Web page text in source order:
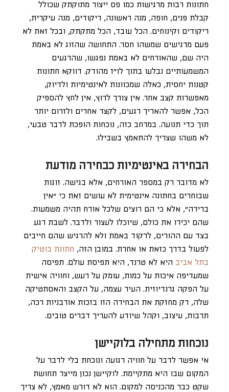
חתונות רבות מרגישות כמו פס ייצור מתוקתק שכולל
קבלת פנים, חופה, מנה ראשונה, ריקודים, מנה עיקרית,
ריקודים וקינוחים. הכל עובד, הכל מתקתק, ובכל זאת לא
פעם מרגישים שמשהו חסר. התחושה שהזוג לא באמת
היה שם, שהאורחים לא באמת נפגשו, שהרגעים
המשמעותיים נבלעו בתוך לו״ז מהודק. דווקא חתונות
קטנות יחסית, כאלה שמכוונות לאינטימיות ולדיוק,
מאפשרות קצב אחר. אין צורך לרוץ, אין לחץ להספיק
הכל, אפשר להאריך רגעים, לקצר אחרים ולזרום יותר
תוך כדי תנועה. במרחב כזה, נוכחות הופכת לדבר טבעי,
לא משהו שצריך להתאמץ בשבילו.
הבחירה באינטימיות כבחירה מודעת
לא מדובר רק במספר האורחים, אלא בגישה. זוגות
שבוחרים בחתונה אינטימית לא עושים זאת כי “אין
ברירה”, אלא כי הם רוצים שלכל אורח תהיה משמעות.
שהם יכירו את כולם, שיוכלו לעצור ולדבר. לשבת רגע
בצד עם ההורים, לרקוד באמת ולא להרגיש שהם חייבים
לפעול בדרך כזאת או אחרת. במובן הזה, חתונת בוטיק
בתל אביב היא לא טרנד, היא תפיסת עולם. תפיסה
שמעדיפה איכות על כמות, עומק על רעש, וחוויה אישית
על הפקה גרנדיוזית. העיר עצמה, על הקצב והאסתטיקה
שלה, רק מחזקת את הבחירה הזו בזכות אורבניות רכה,
תרבות, עיצוב, וקהל שיודע להעריך דברים טובים.
נוכחות מתחילה בלוקיישן
אי אפשר לדבר על חוויה רגועה ונוכחת בלי לדבר על
המקום שבו היא מתקיימת. לוקיישן נכון מייצר תחושת
שקט כבר מהכניסה למקום. הוא לא דורש מאמץ, לא צריך